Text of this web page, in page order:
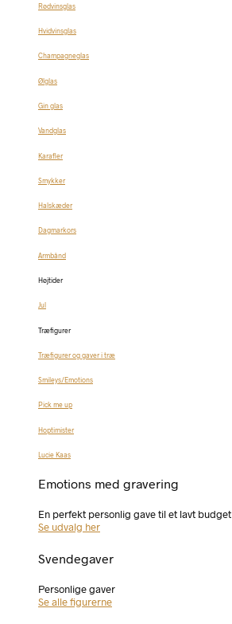
Rødvinsglas
Hvidvinsglas
Champagneglas
Ølglas
Gin glas
Vandglas
Karafler
Smykker
Halskæder
Dagmarkors
Armbånd
Højtider
Jul
Træfigurer
Træfigurer og gaver i træ
Smileys/Emotions
Pick me up
Hoptimister
Lucie Kaas
Emotions med gravering
En perfekt personlig gave til et lavt budget
Se udvalg her
Svendegaver
Personlige gaver
Se alle figurerne